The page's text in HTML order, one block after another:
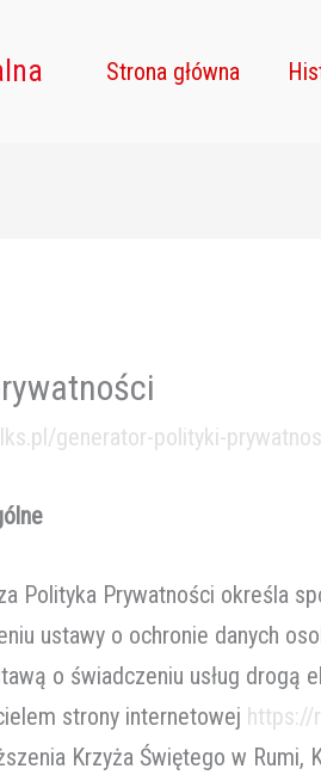
Strona główna
generator-polityki-
Polityka Prywatności określa
ustawy o ochronie danych
o świadczeniu usług drogą
strony internetowej https://
Krzyża Świętego w